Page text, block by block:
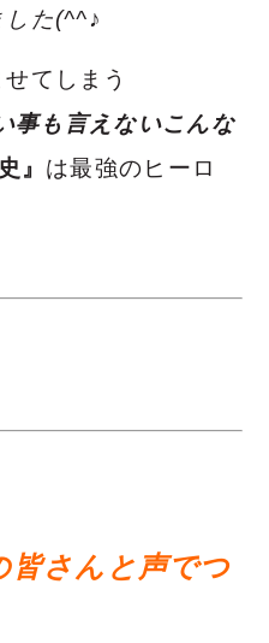
した(^^♪
てしまう
事も言えないこんな
』 は最強のヒーロ
皆さんと声でつ